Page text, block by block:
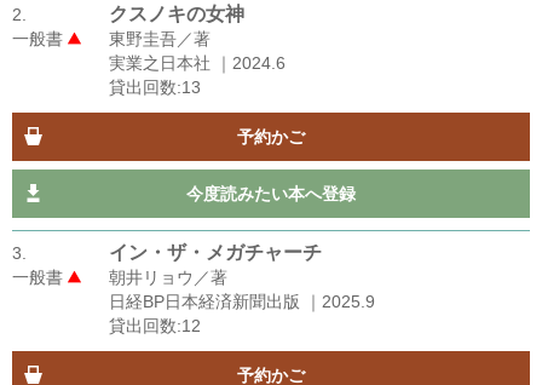
2.
一般書
クスノキの女神
東野圭吾／著
実業之日本社 ｜2024.6
貸出回数:13
予約かご
今度読みたい本へ登録
3.
一般書
イン・ザ・メガチャーチ
朝井リョウ／著
日経BP日本経済新聞出版 ｜2025.9
貸出回数:12
予約かご